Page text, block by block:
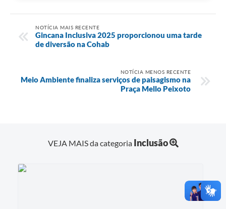
NOTÍCIA MAIS RECENTE
Gincana Inclusiva 2025 proporcionou uma tarde
de diversão na Cohab
NOTÍCIA MENOS RECENTE
Meio Ambiente finaliza serviços de paisagismo na
Praça Mello Peixoto
VEJA MAIS da categoria Inclusão